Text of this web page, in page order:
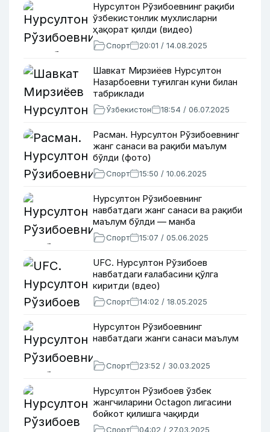
Нурсултон Рўзибоевнинг рақиби
ўзбекистонлик мухлисларни
ҳақорат қилди (видео)
Спорт 20:01 / 14.08.2025
Шавкат Мирзиёев Нурсултон
Назарбоевни туғилган куни билан
табриклади
Ўзбекистон 18:54 / 06.07.2025
Расман. Нурсултон Рўзибоевнинг
жанг санаси ва рақиби маълум
бўлди (фото)
Спорт 15:50 / 10.06.2025
Нурсултон Рўзибоевнинг
навбатдаги жанг санаси ва рақиби
маълум бўлди — манба
Спорт 15:07 / 05.06.2025
UFC. Нурсултон Рўзибоев
навбатдаги ғалабасини қўлга
киритди (вдео)
Спорт 14:02 / 18.05.2025
Нурсултон Рўзибоевнинг
навбатдаги жанги санаси маълум
Спорт 23:52 / 30.03.2025
Нурсултон Рўзибоев ўзбек
жангчиларини Octagon лигасини
бойкот қилишга чақирди
Спорт 04:02 / 27.03.2025